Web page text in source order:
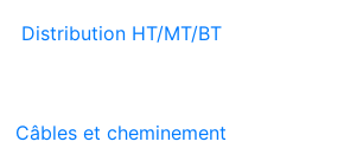
Distribution HT/MT/BT
Câbles et cheminement